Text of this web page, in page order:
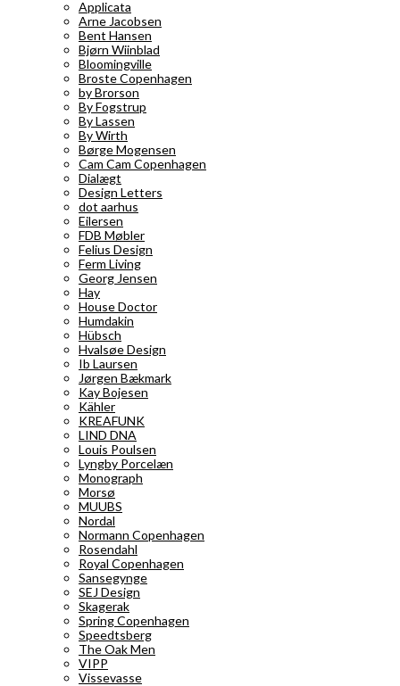
Applicata
Arne Jacobsen
Bent Hansen
Bjørn Wiinblad
Bloomingville
Broste Copenhagen
by Brorson
By Fogstrup
By Lassen
By Wirth
Børge Mogensen
Cam Cam Copenhagen
Dialægt
Design Letters
dot aarhus
Eilersen
FDB Møbler
Felius Design
Ferm Living
Georg Jensen
Hay
House Doctor
Humdakin
Hübsch
Hvalsøe Design
Ib Laursen
Jørgen Bækmark
Kay Bojesen
Kähler
KREAFUNK
LIND DNA
Louis Poulsen
Lyngby Porcelæn
Monograph
Morsø
MUUBS
Nordal
Normann Copenhagen
Rosendahl
Royal Copenhagen
Sansegynge
SEJ Design
Skagerak
Spring Copenhagen
Speedtsberg
The Oak Men
VIPP
Vissevasse